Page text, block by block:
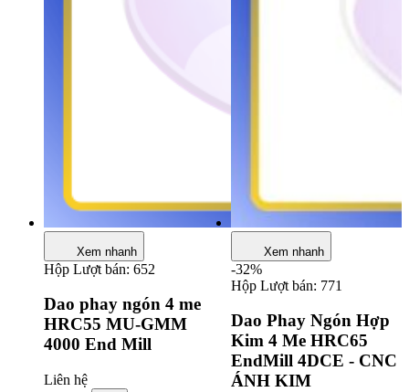
Xem nhanh
Hộp Lượt bán: 652
Dao phay ngón 4 me
HRC55 MU-GMM
4000 End Mill
Liên hệ
Xem nhanh
-32%
Hộp Lượt bán: 771
Dao Phay Ngón Hợp
Kim 4 Me HRC65
EndMill 4DCE - CNC
ÁNH KIM